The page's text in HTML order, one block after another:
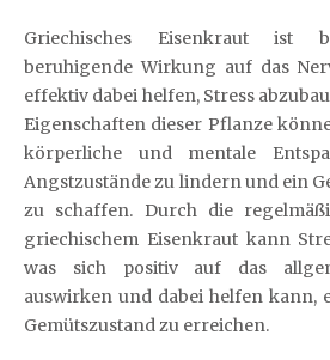
Griechisches Eisenkraut ist
beruhigende Wirkung auf das
effektiv dabei helfen, Stress
Eigenschaften dieser Pflanze
körperliche und mentale
Angstzustände zu lindern und ein
zu schaffen. Durch die
griechischem Eisenkraut kann
was sich positiv auf das
auswirken und dabei helfen kann,
Gemütszustand zu erreichen.